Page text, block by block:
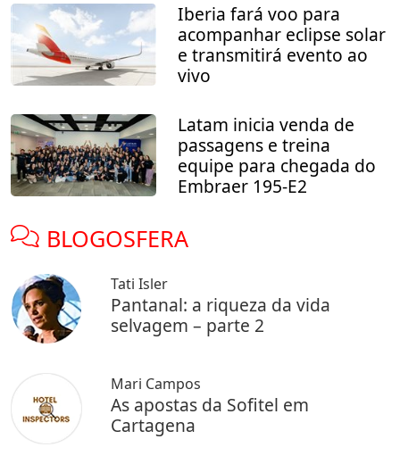
Iberia fará voo para
acompanhar eclipse solar
e transmitirá evento ao
vivo
Latam inicia venda de
passagens e treina
equipe para chegada do
Embraer 195-E2
BLOGOSFERA
Tati Isler
Pantanal: a riqueza da vida
selvagem – parte 2
Mari Campos
As apostas da Sofitel em
Cartagena